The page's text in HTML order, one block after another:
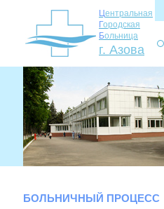
Центральная
Городская
Больница
г. Азова
БОЛЬНИЧНЫЙ ПРОЦЕСС